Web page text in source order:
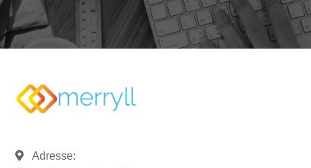
Adresse: